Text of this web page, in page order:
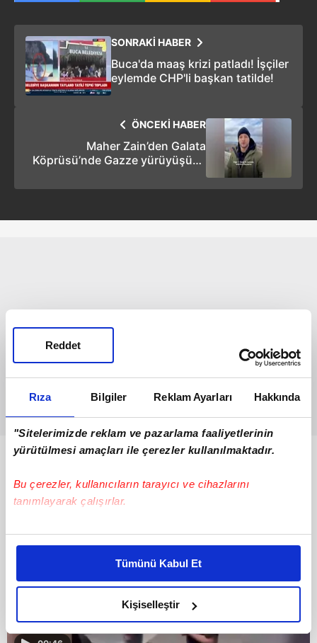
Rıza Bilgiler Reklam Ayarları Hakkında
"Sitelerimizde reklam ve pazarlama faaliyetlerinin
yürütülmesi amaçları ile çerezler kullanılmaktadır.
Bu çerezler, kullanıcıların tarayıcı ve cihazlarını
tanımlayarak çalışırlar.
Bu çerezlere izin vermeniz halinde sizlere özel
daha iyi reklam deneyimi yaşatabiliriz. Bunu yaparken
amacımızın size daha iyi bir reklam deneyimi sunmak
olduğunu ve sizlere en iyi içerikleri sunabilmek adına
elimizden gelen çabayı gösterdiğimizi ve bu noktada,
reklamların maliyetlerimizi karşılamak noktasında tek gelir
Tümünü Kabul Et
Kişiselleştir
Reddet
SONRAKİ HABER
Buca'da maaş krizi patladı! İşçiler
eylemde CHP'li başkan tatilde!
ÖNCEKİ HABER
Maher Zain’den Galata
Köprüsü’nde Gazze yürüyüşüne